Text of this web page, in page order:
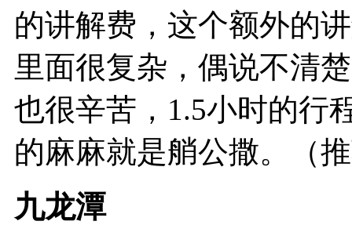
的讲解费，这个额外的
里面很复杂，偶说不清
也很辛苦，1.5小时的行
的麻麻就是艄公撒。（
九龙潭